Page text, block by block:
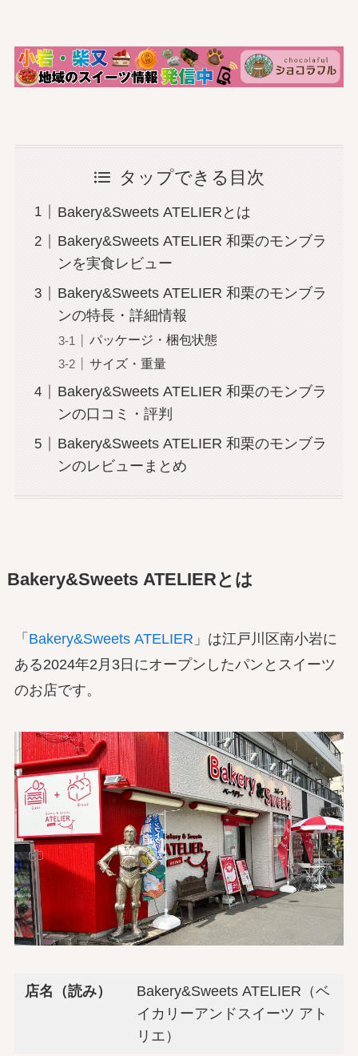
タップできる目次
Bakery&Sweets ATELIERとは
Bakery&Sweets ATELIER 和栗のモンブラ
ンを実食レビュー
Bakery&Sweets ATELIER 和栗のモンブラ
ンの特長・詳細情報
パッケージ・梱包状態
サイズ・重量
Bakery&Sweets ATELIER 和栗のモンブラ
ンの口コミ・評判
Bakery&Sweets ATELIER 和栗のモンブラ
ンのレビューまとめ
Bakery&Sweets ATELIERとは
「 Bakery&Sweets ATELIER 」は江戸川区南小岩に
ある2024年2月3日にオープンしたパンとスイーツ
のお店です。
店名（読み）
Bakery&Sweets ATELIER（ベ
イカリーアンドスイーツ アト
リエ）